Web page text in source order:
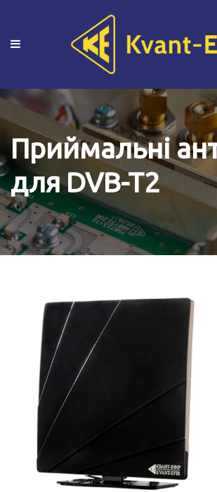
Приймальні
для DVB-T2